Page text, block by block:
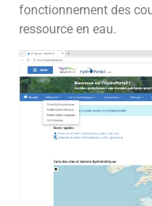
fonctionnement des
ressource en eau.